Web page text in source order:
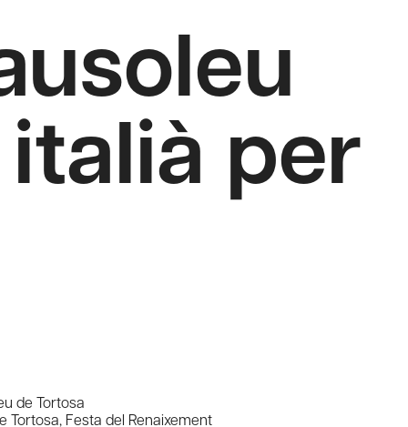
per
de Tortosa
Tortosa, Festa del Renaixement